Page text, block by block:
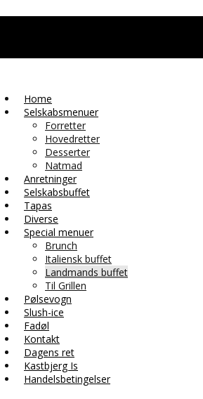
Home
Selskabsmenuer
Forretter
Hovedretter
Desserter
Natmad
Anretninger
Selskabsbuffet
Tapas
Diverse
Special menuer
Brunch
Italiensk buffet
Landmands buffet
Til Grillen
Pølsevogn
Slush-ice
Fadøl
Kontakt
Dagens ret
Kastbjerg Is
Handelsbetingelser